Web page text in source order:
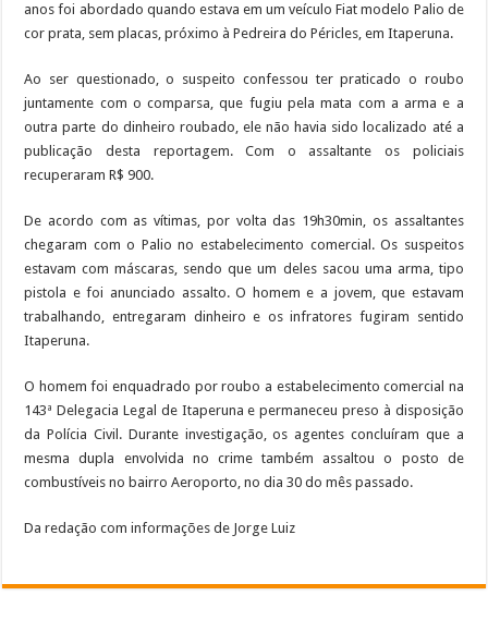
anos foi abordado quando estava em um veículo Fiat modelo Palio de
cor prata, sem placas, próximo à Pedreira do Péricles, em Itaperuna.
Ao ser questionado, o suspeito confessou ter praticado o roubo
juntamente com o comparsa, que fugiu pela mata com a arma e a
outra parte do dinheiro roubado, ele não havia sido localizado até a
publicação desta reportagem. Com o assaltante os policiais
recuperaram R$ 900.
De acordo com as vítimas, por volta das 19h30min, os assaltantes
chegaram com o Palio no estabelecimento comercial. Os suspeitos
estavam com máscaras, sendo que um deles sacou uma arma, tipo
pistola e foi anunciado assalto. O homem e a jovem, que estavam
trabalhando, entregaram dinheiro e os infratores fugiram sentido
Itaperuna.
O homem foi enquadrado por roubo a estabelecimento comercial na
143ª Delegacia Legal de Itaperuna e permaneceu preso à disposição
da Polícia Civil. Durante investigação, os agentes concluíram que a
mesma dupla envolvida no crime também assaltou o posto de
combustíveis no bairro Aeroporto, no dia 30 do mês passado.
Da redação com informações de Jorge Luiz